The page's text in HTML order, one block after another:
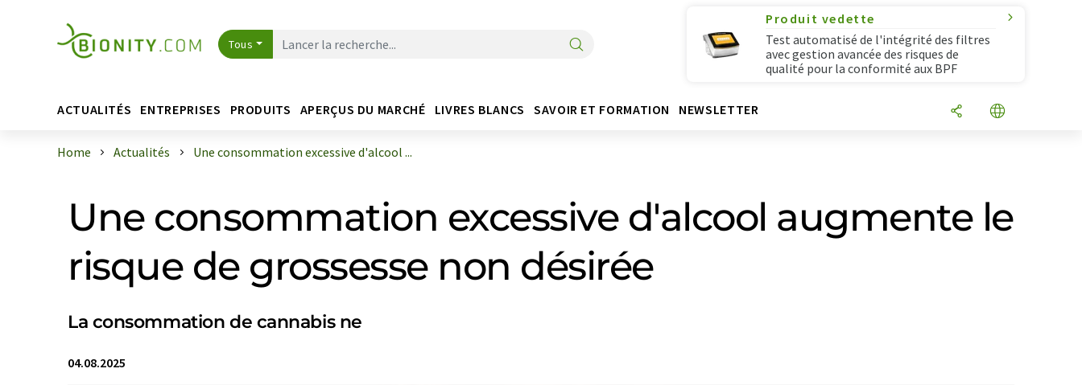
Tous
Produit vedette
Test automatisé de l'intégrité des filtres
avec gestion avancée des risques de
qualité pour la conformité aux BPF
ACTUALITÉS ENTREPRISES PRODUITS APERÇUS DU MARCHÉ LIVRES BLANCS SAVOIR ET FORMATION NEWSLETTER
Home Actualités Une consommation excessive d'alcool ...
Une consommation excessive d'alcool augmente le
risque de grossesse non désirée
La consommation de cannabis ne
04.08.2025